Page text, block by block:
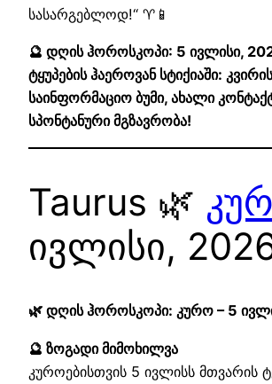
სასარგებლოდ!“ ♈📱
🔮 დღის ჰოროსკოპი: 5 ივლისი,
ტყუპების ჰაეროვან სტიქიაში: კვირის
საინფორმაციო ბუმი, ახალი
სპონტანური მგზავრობა!
Taurus 🌿
ივლისი,
🌿 დღის ჰოროსკოპი: კურო – 5
🔮 ზოგადი მიმოხილვა
კუროებისთვის 5 ივლისს მთვარის